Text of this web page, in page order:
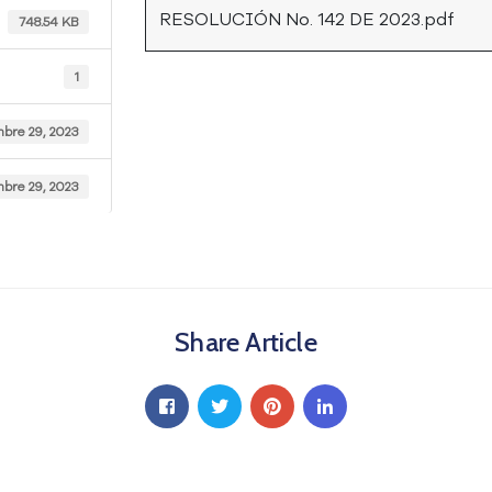
748.54 KB
1
29, 2023
29, 2023
RESOLUCIÓN No. 142 DE 2023.pdf
Share Article